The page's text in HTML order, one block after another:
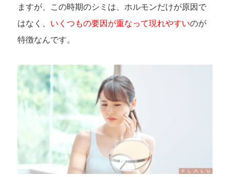
ますが、この時期のシミは、ホルモンだけが原因で
はなく、 いくつもの要因が重なって現れやすいのが
特徴なんです。